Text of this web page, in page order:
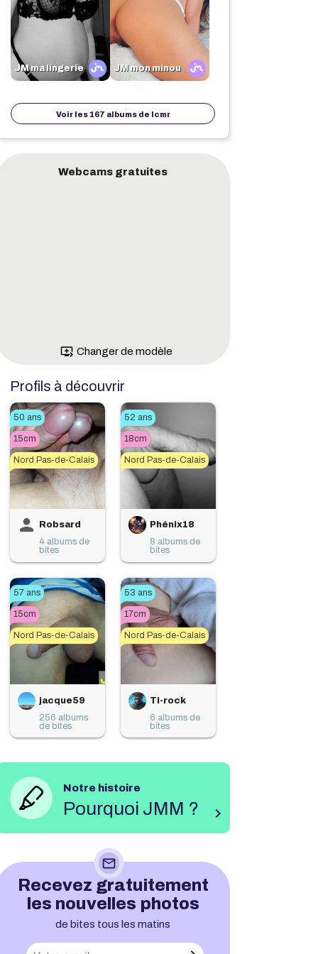
JM ma lingerie JM mon minou
Voir les 167 albums de lcmr
Webcams gratuites
queue_play_next Changer de modèle
Profils à découvrir
50 ans
15cm
Nord Pas-de-Calais
Robsard
4 albums de
bites
52 ans
18cm
Nord Pas-de-Calais
Phénix18
8 albums de
bites
57 ans
15cm
Nord Pas-de-Calais
jacque59
256 albums
de bites
53 ans
17cm
Nord Pas-de-Calais
Ti-rock
6 albums de
bites
Notre histoire
Pourquoi JMM ? chevron_right
mail_outline
Recevez gratuitement
les nouvelles photos
de bites tous les matins